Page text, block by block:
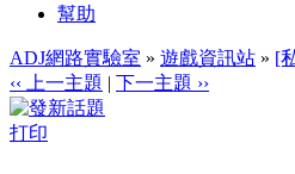
幫助
ADJ網路實驗室 » 遊戲資訊站 » [
‹‹ 上一主題 | 下一主題 ››
打印